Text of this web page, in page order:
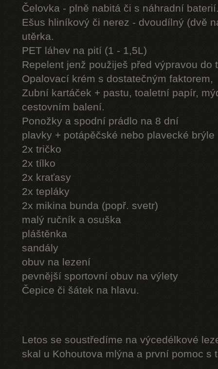
Čelovka - plně nabitá či s náhradní
Ešus hliníkový či nerez - dvoudílný (dvě
utěrka.
PET láhev na pití (1 - 1,5L)
Repelent jenž použiješ před výpravou do
Opalovací krém s dostatečným faktorem,
Zubní kartáček + pastu, toaletní papír,
cestovním balení.
Ponožky a spodní prádlo na 8 dní
plavky + potápěčské nebo plavecké brýle
2x tričko
2x tílko
2x kraťasy
2x tepláky
2x mikina bunda (popř. svetr)
malý ručník a osuška
pláštěnka
sandály
obuv na lezení
pevnější sportovní obuv na výlety
Čepice či šátek na hlavu.
Letos se soustředíme na výcedélkové
skal u Kohoutova mlýna a první pomoc s